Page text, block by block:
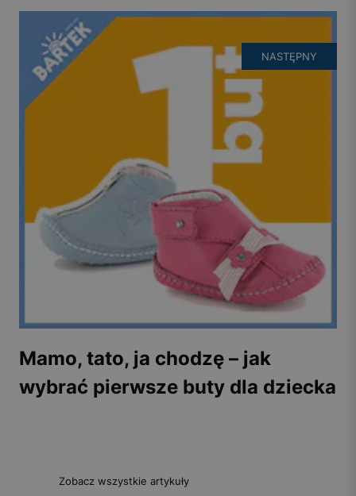
NASTĘPNY
Mamo, tato, ja chodzę – jak
wybrać pierwsze buty dla dziecka
Zobacz wszystkie artykuły